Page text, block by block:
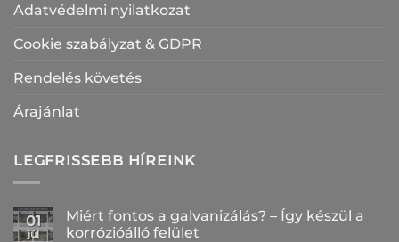
Adatvédelmi nyilatkozat
Cookie szabályzat & GDPR
Rendelés követés
Árajánlat
LEGFRISSEBB HÍREINK
01
júl
Miért fontos a galvanizálás? – Így készül a
korrózióálló felület